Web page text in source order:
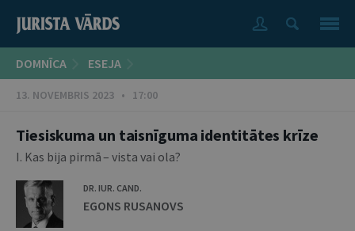
DOMNĪCA ESEJA
13. NOVEMBRIS 2023 • 17:00
Tiesiskuma un taisnīguma identitātes krīze
I. Kas bija pirmā – vista vai ola?
DR. IUR. CAND.
EGONS RUSANOVS